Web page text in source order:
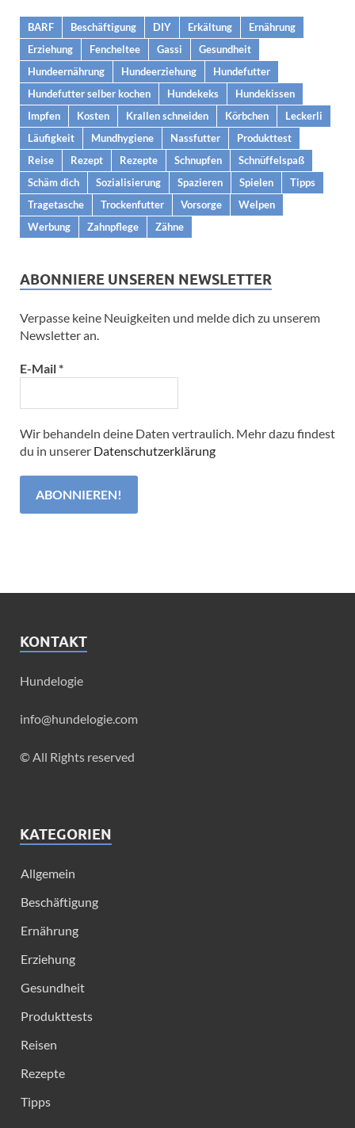
BARF Beschäftigung DIY Erkältung
Ernährung
Erziehung
Fencheltee Gassi
Gesundheit
Hundeernährung
Hundeerziehung
Hundefutter
Hundefutter selber kochen
Hundekeks
Hundekissen
Impfen
Kosten Krallen schneiden Körbchen
Leckerli
Läufigkeit
Mundhygiene Nassfutter
Produkttest
Reise
Rezept Rezepte Schnupfen
Schnüffelspaß
Schäm dich
Sozialisierung Spazieren Spielen
Tipps
Tragetasche
Trockenfutter Vorsorge
Welpen
Werbung
Zahnpflege Zähne
ABONNIERE UNSEREN NEWSLETTER
Verpasse keine Neuigkeiten und melde dich zu unserem
Newsletter an.
E-Mail*
Wir behandeln deine Daten vertraulich. Mehr dazu findest
du in unserer Datenschutzerklärung
KONTAKT
Hundelogie
info@hundelogie.com
© All Rights reserved
KATEGORIEN
Allgemein
Beschäftigung
Ernährung
Erziehung
Gesundheit
Produkttests
Reisen
Rezepte
Tipps